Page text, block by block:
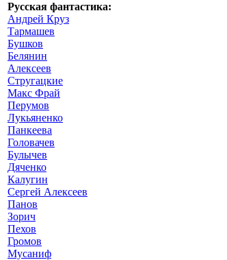
Русская фантастика:
Андрей Круз
Тармашев
Бушков
Белянин
Алексеев
Стругацкие
Макс Фрай
Перумов
Лукьяненко
Панкеева
Головачев
Булычев
Дяченко
Калугин
Сергей Алексеев
Панов
Зорич
Пехов
Громов
Мусаниф